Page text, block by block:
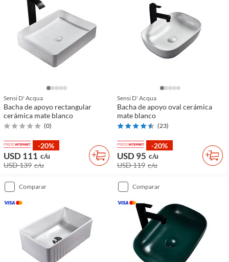
Sensi D' Acqua
Bacha de apoyo rectangular
cerámica mate blanco
(0)
-20%
USD 111 c/u
USD 139 c/u
Sensi D' Acqua
Bacha de apoyo oval cerámica
mate blanco
(23)
-20%
USD 95 c/u
USD 119 c/u
comparar comparar